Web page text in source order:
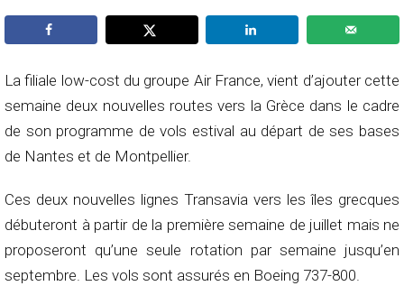
La filiale low-cost du groupe Air France, vient d’ajouter cette
semaine deux nouvelles routes vers la Grèce dans le cadre
de son programme de vols estival au départ de ses bases
de Nantes et de Montpellier.
Ces deux nouvelles lignes Transavia vers les îles grecques
débuteront à partir de la première semaine de juillet mais ne
proposeront qu’une seule rotation par semaine jusqu’en
septembre. Les vols sont assurés en Boeing 737-800.